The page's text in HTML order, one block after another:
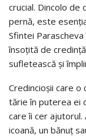
crucial. Dincolo de
pernă, este
Sfintei
însoțită de
sufletească și
Credincioșii care o
tărie în puterea ei
care îi cer ajutorul.
icoană, un bănuț